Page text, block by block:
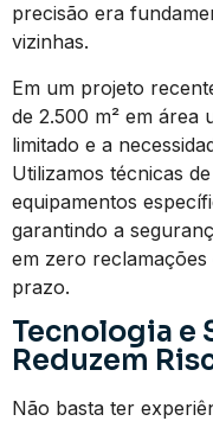
precisão era
vizinhas.
Em um projeto
de 2.500 m² em área
limitado e a
Utilizamos técnicas de
equipamentos
garantindo a
em zero
prazo.
Tecnologia e
Reduzem
Não basta ter